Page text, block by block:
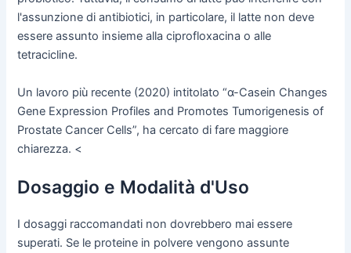
l'assunzione di antibiotici, in particolare, il latte non deve
essere assunto insieme alla ciprofloxacina o alle
tetracicline.
Un lavoro più recente (2020) intitolato “α-Casein Changes
Gene Expression Profiles and Promotes Tumorigenesis of
Prostate Cancer Cells”, ha cercato di fare maggiore
chiarezza. <
Dosaggio e Modalità d'Uso
I dosaggi raccomandati non dovrebbero mai essere
superati. Se le proteine in polvere vengono assunte